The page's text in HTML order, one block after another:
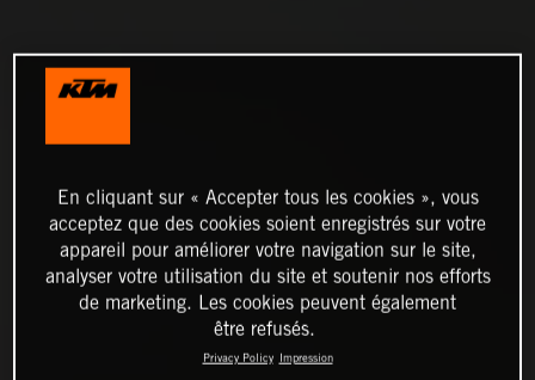
En cliquant sur « Accepter tous les cookies », vous
acceptez que des cookies soient enregistrés sur votre
appareil pour améliorer votre navigation sur le site,
analyser votre utilisation du site et soutenir nos efforts
de marketing. Les cookies peuvent également
être refusés.
Privacy Policy Impression